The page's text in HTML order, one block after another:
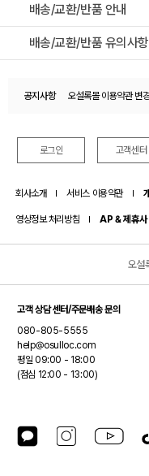
배송/교환/반품 안내
배송/교환/반품 유의사항
공지사항
오설록몰 이용약관
로그인 고객센터
회사소개 서비스 이용약관
영상정보 처리방침 AP & 제휴사
오설
(주)오설록
대표이사: 서혁제
주소: 제주특별자치도 서귀포시 안덕
사업자등록번호: 390-87-01499
통신판매업신고번호: 2024-제주안
(주)오설록은 오설록 브랜드를 제외한
당사자가 아닙니다.
고객 상담 센터/주문배송 문의
080-805-5555
help@osulloc.com
평일 09:00 - 18:00
(점심 12:00 - 13:00)
카카오톡 플러스친구
인스타그램 유튜브